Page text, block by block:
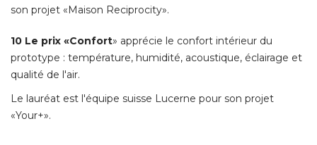
son projet «Maison Reciprocity».
10 Le prix «Confort» apprécie le confort intérieur du
prototype : température, humidité, acoustique, éclairage et
qualité de l'air.
Le lauréat est l'équipe suisse Lucerne pour son projet
«Your+».